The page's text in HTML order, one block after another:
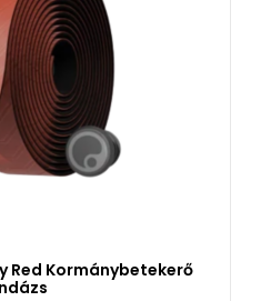
Red Kormánybetekerő